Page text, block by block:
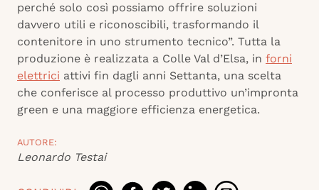
perché solo così possiamo offrire soluzioni
davvero utili e riconoscibili, trasformando il
contenitore in uno strumento tecnico”. Tutta la
produzione è realizzata a Colle Val d’Elsa, in forni
elettrici attivi fin dagli anni Settanta, una scelta
che conferisce al processo produttivo un’impronta
green e una maggiore efficienza energetica.
AUTORE:
Leonardo Testai